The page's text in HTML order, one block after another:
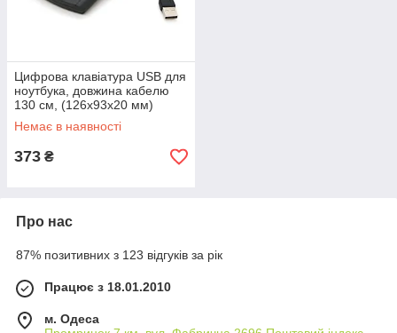
Цифрова клавіатура USB для
ноутбука, довжина кабелю
130 см, (126х93х20 мм)
Black, 19 к, Blister-box
Немає в наявності
373 ₴
Про нас
87% позитивних з 123 відгуків за рік
Працює з 18.01.2010
м. Одеса